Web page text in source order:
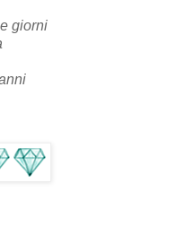
giorni